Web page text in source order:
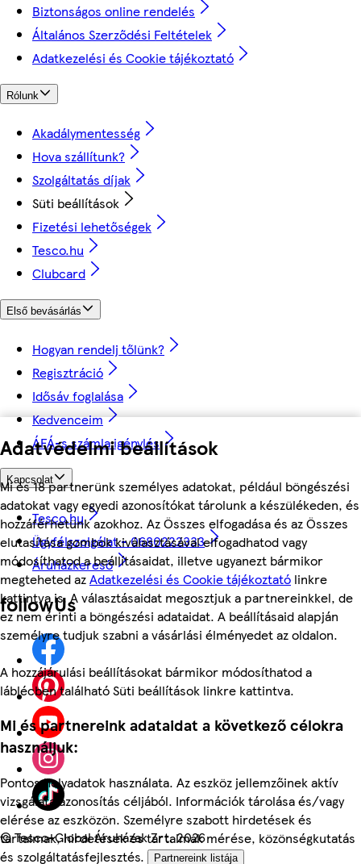
Adatvédelmi beállítások
Mi és 18 partnerünk személyes adatokat, például böngészési
adatokat vagy egyedi azonosítókat tárolunk a készülékeden, és
hozzáférhetünk azokhoz. Az Összes elfogadása és az Összes
elutasítása gombok kiválasztásával elfogadhatod vagy
módosíthatod a beállításaidat, illetve ugyanezt bármikor
megteheted azAdatkezelési és Cookie tájékoztató linkre
kattintva is. A választásaidat megosztjuk a partnereinkkel, de
ez nem érinti a böngészési adataidat. A beállításaid alapján
személyre tudjuk szabni a vásárlási élményedet az oldalon.
A hozzájárulási beállításokat bármikor módosíthatod a
láblécben található Süti beállítások linkre kattintva.
Mi és partnereink adataidat a következő célokra
használjuk:
Pontos helyadatok használata. Az eszköz jellemzőinek aktív
vizsgálata azonosítás céljából. Információk tárolása és/vagy
elérése az eszközön. Személyre szabott hirdetések és
tartalmak, hirdetések és tartalmak mérése, közönségkutatás
és szolgáltatásfejlesztés.
Partnereink listája
Biztonságos online rendelés
Általános Szerződési Feltételek
Adatkezelési és Cookie tájékoztató
Rólunk
Akadálymentesség
Hova szállítunk?
Szolgáltatás díjak
Süti beállítások
Fizetési lehetőségek
Tesco.hu
Clubcard
Első bevásárlás
Hogyan rendelj tőlünk?
Regisztráció
Idősáv foglalása
Kedvenceim
ÁFÁ-s számla igénylés
Kapcsolat
Tesco.hu
Ügyfélszolgálat - 0680222333
Áruházkereső
followUs
©Tesco-Global Áruházak Zrt. 2026